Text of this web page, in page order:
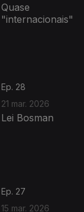
Quase
"internacionais"
Ep. 28
21 mar. 2026
Lei Bosman
Ep. 27
15 mar. 2026